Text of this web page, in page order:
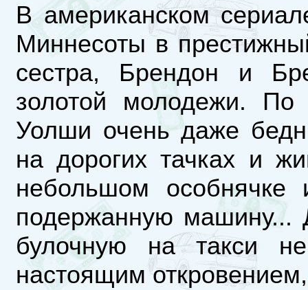
В американском
Миннесоты в
сестра, Брендон и
золотой молодежи. По
Уолши очень даже
на дорогих тачках и
небольшом
подержанную машину...
булочную на такси
настоящим